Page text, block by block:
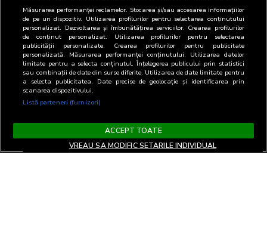
Măsurarea performanței reclamelor. Stocarea și/sau accesarea informațiilor
de pe un dispozitiv. Utilizarea profilurilor pentru selectarea conținutului
personalizat. Dezvoltarea și îmbunătățirea serviciilor. Crearea profilurilor
de conținut personalizat. Utilizarea profilurilor pentru selectarea
publicității personalizate. Crearea profilurilor pentru publicitate
personalizată. Măsurarea performanței conținutului. Utilizarea datelor
limitate pentru a selecta conținutul. Înțelegerea publicului prin statistici
sau combinații de date din surse diferite. Utilizarea de date limitate pentru
a selecta publicitatea. Date precise de geolocație și identificarea prin
scanarea dispozitivului.
Listă parteneri (furnizori)
ACCEPT TOATE
VREAU SA MODIFIC SETARILE INDIVIDUAL